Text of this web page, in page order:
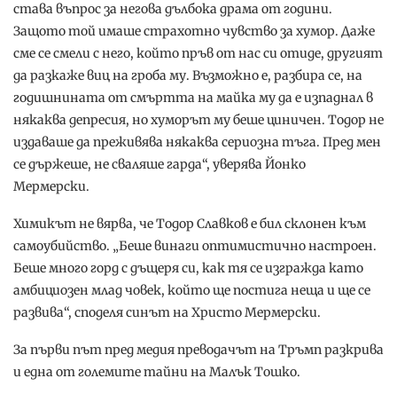
става въпрос за негова дълбока драма от години.
Защото той имаше страхотно чувство за хумор. Даже
сме се смели с него, който пръв от нас си отиде, другият
да разкаже виц на гроба му. Възможно е, разбира се, на
годишнината от смъртта на майка му да е изпаднал в
някаква депресия, но хуморът му беше циничен. Тодор не
издаваше да преживява някаква сериозна тъга. Пред мен
се държеше, не сваляше гарда“, уверява Йонко
Мермерски.
Химикът не вярва, че Тодор Славков е бил склонен към
самоубийство. „Беше винаги оптимистично настроен.
Беше много горд с дъщеря си, как тя се изгражда като
амбициозен млад човек, който ще постига неща и ще се
развива“, споделя синът на Христо Мермерски.
За първи път пред медия преводачът на Тръмп разкрива
и една от големите тайни на Малък Тошко.